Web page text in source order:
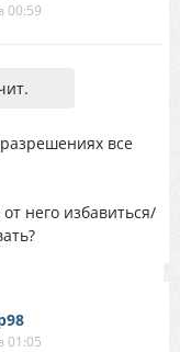
00:59
все
него избавиться/
01:05